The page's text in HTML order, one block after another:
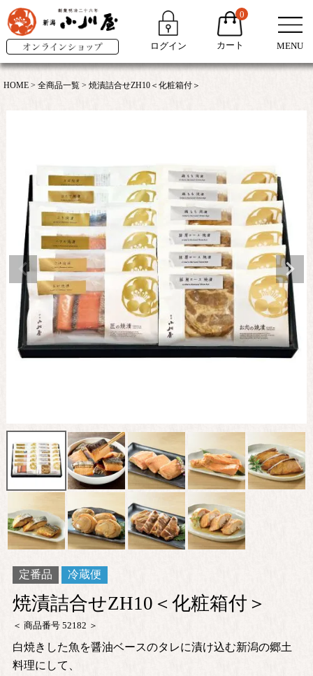
ログイン
0
カート MENU
HOME 全商品一覧 焼漬詰合せZH10＜化粧箱付＞
定番品 冷蔵便
焼漬詰合せZH10＜化粧箱付＞
商品番号 52182
白焼きした魚を醤油ベースのタレに漬け込む新潟の郷土
料理にして、